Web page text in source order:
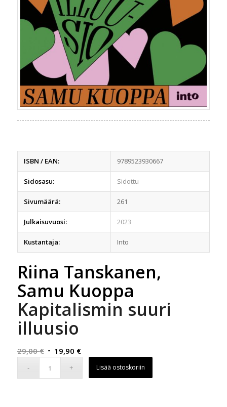
ISBN / EAN: 9789523930667
Sidosasu: Sidottu
Sivumäärä: 261
Julkaisuvuosi: 2023
Kustantaja: Into
Riina Tanskanen,
Samu Kuoppa
Kapitalismin suuri
illuusio
29,00€ Alkuperäinen
19,90 €Nykyinen
hinta
on:
Lisää ostoskoriin